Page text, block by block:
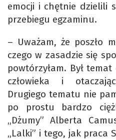
emocji i chętnie dzielili
przebiegu egzaminu.
– Uważam, że poszło
czego w zasadzie się
powtórzyłam. Był
człowieka i
Drugiego tematu nie
po prostu bardzo
„Dżumy” Alberta
„Lalki” i tego, jak praca